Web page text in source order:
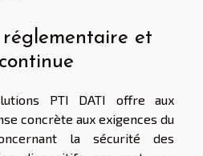
et
PTI DATI offre aux
concrète aux exigences du
la sécurité des